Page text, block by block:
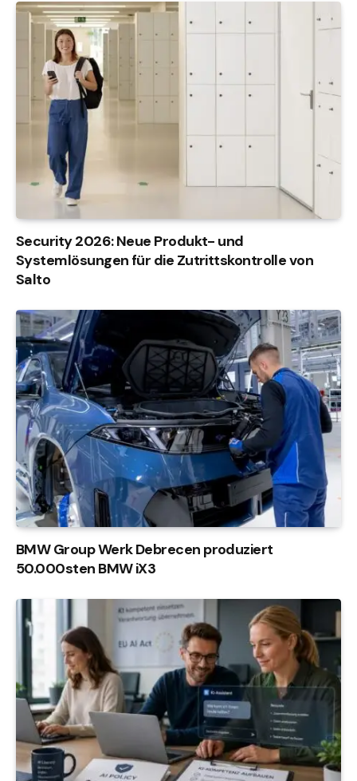
Security 2026: Neue Produkt- und
Systemlösungen für die Zutrittskontrolle von
Salto
BMW Group Werk Debrecen produziert
50.000sten BMW iX3